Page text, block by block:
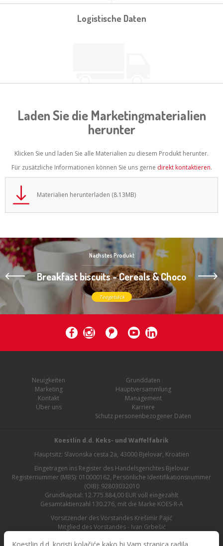
Logistische Daten
Laden Sie die Marketingmaterialien
herunter
Klicken Sie und laden Sie alle Materialien zu diesem Produkt herunter.
Für zusätzliche Informationen können Sie uns gerne direkt kontaktieren.
Materialien herunterladen (8.13MB)
Nächstes Produkt
Breakfast biscuits - Cereals & Choco
Teegebäck
Neuigkeiten
Marketing
Kontakt
Über uns
Grunddaten
Hauptversammlung
Management
Karriere
Schutz personenbezogener Daten
Koestlin d.d. Keks- und Waffelfabrik
Hauptsitz: Slavonska cesta 2a, 43000 Bjelovar, Kroatien
Eingetragen ins Register des Handelsgerichtes Bjelovar
Registernummer (MBS): 010000162, Persönliche Identifikationsnummer
(OIB): 92803032010
Grundkapital: 12.775.884,00 EUR voll eingezahlt
Gesamtaktienzahl 130.276, mit die Marke KOES-R-A
Vorsitzender des Vorstandes Krešimir Pajić
Mitglied des Vorstandes - Ivan Grbešić